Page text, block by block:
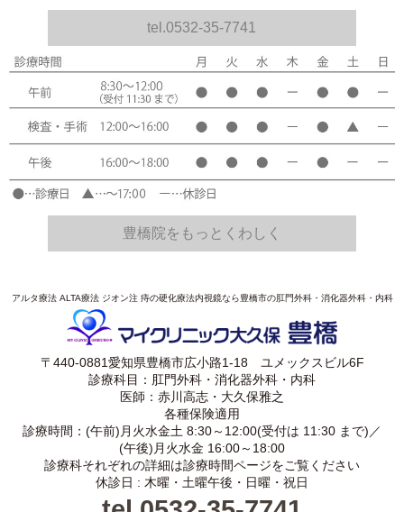
tel.0532-35-7741
豊橋院をもっとくわしく
アルタ療法 ALTA療法 ジオン注 痔の硬化療法内視鏡なら豊橋市の肛門外科・消化器外科・内科
〒440-0881愛知県豊橋市広小路1-18 ユメックスビル6F
診療科目：肛門外科・消化器外科・内科
医師：赤川高志・大久保雅之
各種保険適用
診療時間：(午前)月火水金土 8:30～12:00(受付は 11:30 まで)／
(午後)月火水金 16:00～18:00
診療科それぞれの詳細は診療時間ページをご覧ください
休診日 : 木曜・土曜午後・日曜・祝日